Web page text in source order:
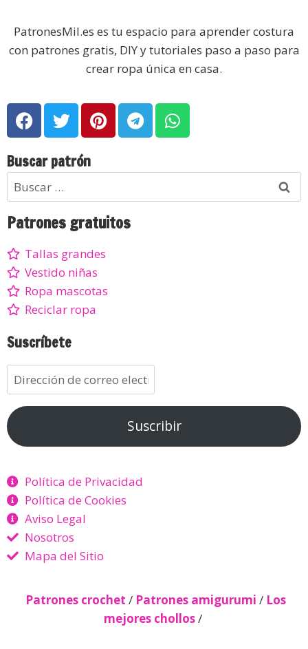
PatronesMil.es es tu espacio para aprender costura
con patrones gratis, DIY y tutoriales paso a paso para
crear ropa única en casa.
Buscar patrón
Patrones gratuitos
Tallas grandes
Vestido niñas
Ropa mascotas
Reciclar ropa
Suscríbete
Suscribir
Política de Privacidad
Política de Cookies
Aviso Legal
Nosotros
Mapa del Sitio
Patrones crochet / Patrones amigurumi / Los
mejores chollos/